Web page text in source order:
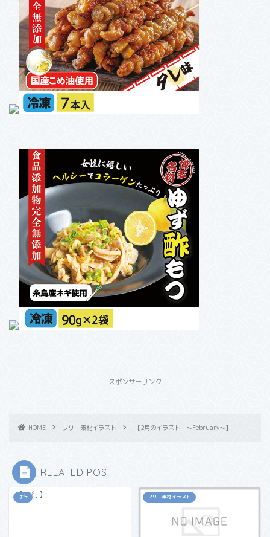
スポンサーリンク
HOME フリー素材イラスト 【2月のイラスト ～February～】
RELATED POST
は行
【は行】 フリー素材イラスト